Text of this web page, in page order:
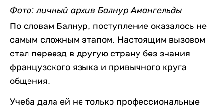
Фото: личный архив Балнур Амангельды
По словам Балнур, поступление оказалось не
самым сложным этапом. Настоящим вызовом
стал переезд в другую страну без знания
французского языка и привычного круга
общения.
Учеба дала ей не только профессиональные